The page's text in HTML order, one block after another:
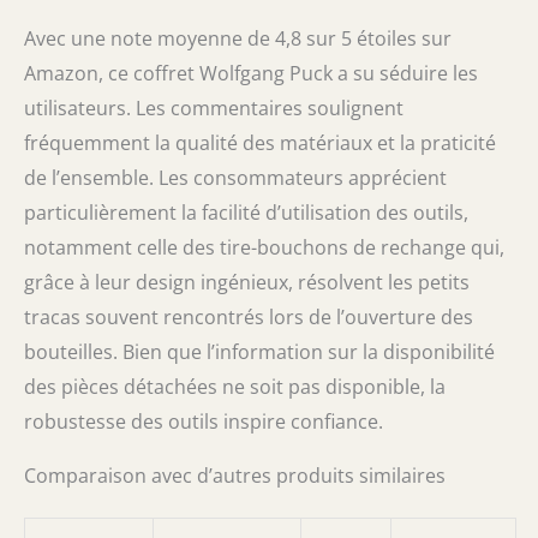
Avec une note moyenne de 4,8 sur 5 étoiles sur
Amazon, ce coffret Wolfgang Puck a su séduire les
utilisateurs. Les commentaires soulignent
fréquemment la qualité des matériaux et la praticité
de l’ensemble. Les consommateurs apprécient
particulièrement la facilité d’utilisation des outils,
notamment celle des tire-bouchons de rechange qui,
grâce à leur design ingénieux, résolvent les petits
tracas souvent rencontrés lors de l’ouverture des
bouteilles. Bien que l’information sur la disponibilité
des pièces détachées ne soit pas disponible, la
robustesse des outils inspire confiance.
Comparaison avec d’autres produits similaires